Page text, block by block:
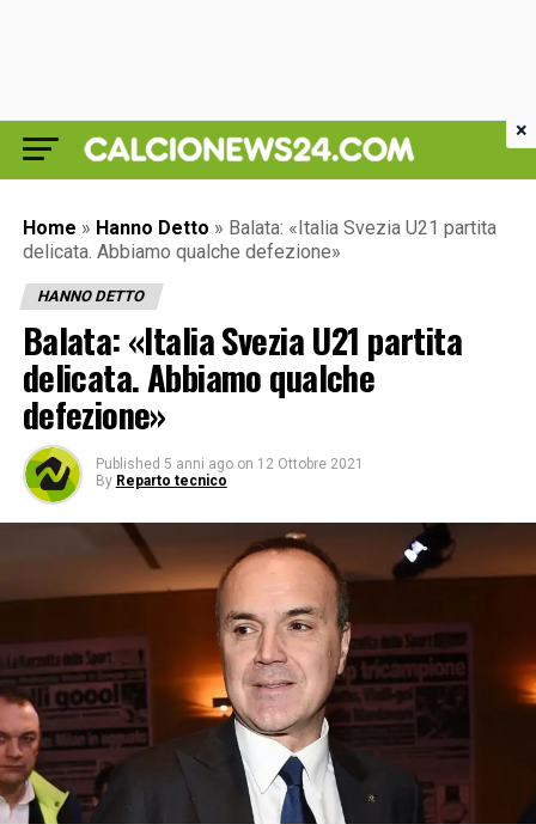
Home » Hanno Detto » Balata: «Italia Svezia U21 partita
delicata. Abbiamo qualche defezione»
HANNO DETTO
Balata: «Italia Svezia U21 partita
delicata. Abbiamo qualche
defezione»
Published 5 anni ago on 12 Ottobre 2021
By Reparto tecnico
×